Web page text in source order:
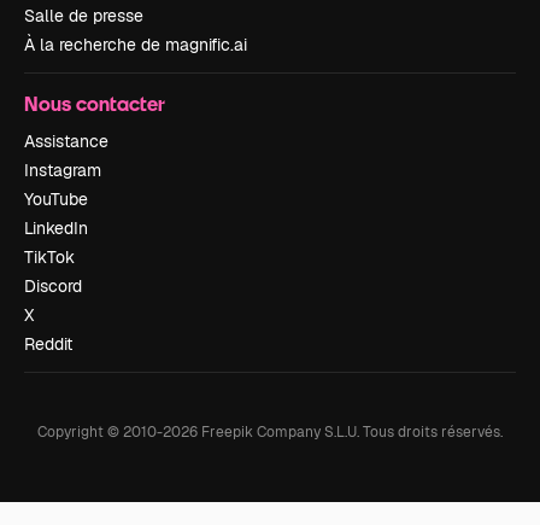
Salle de presse
À la recherche de magnific.ai
Nous contacter
Assistance
Instagram
YouTube
LinkedIn
TikTok
Discord
X
Reddit
Copyright © 2010-2026 Freepik Company S.L.U.Tous droits réservés.